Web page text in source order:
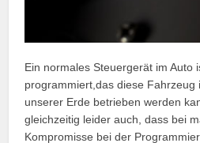
Ein normales Steuergerät im Auto
programmiert,das diese Fahrzeug
unserer Erde betrieben werden
gleichzeitig leider auch, dass bei
Kompromisse bei der